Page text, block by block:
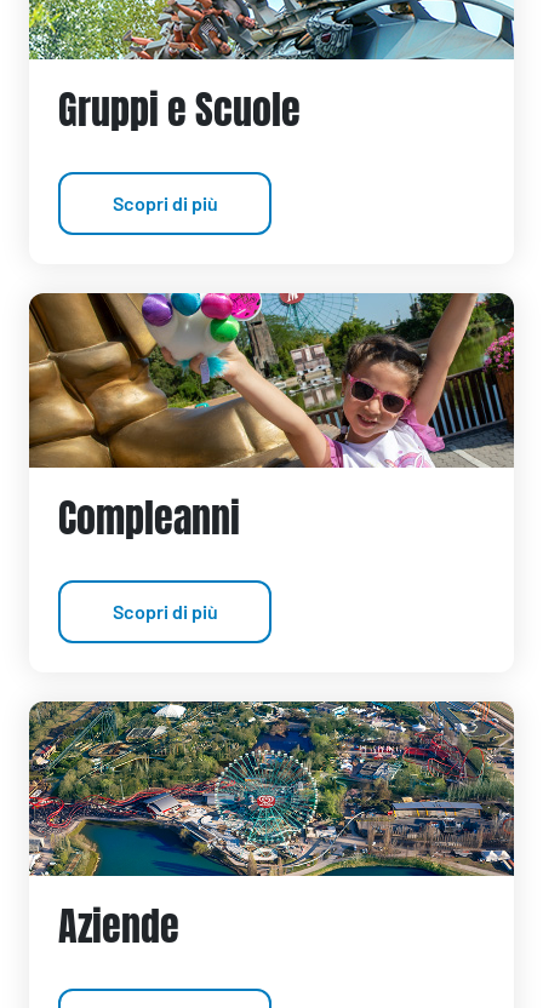
Gruppi e Scuole
Scopri di più
Compleanni
Scopri di più
Aziende